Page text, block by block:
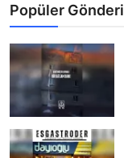
Popüler